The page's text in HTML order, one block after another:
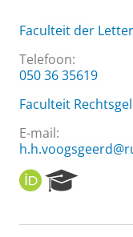
Faculteit der
Telefoon:
050 36 35619
Faculteit
E-mail:
O
R
I
e